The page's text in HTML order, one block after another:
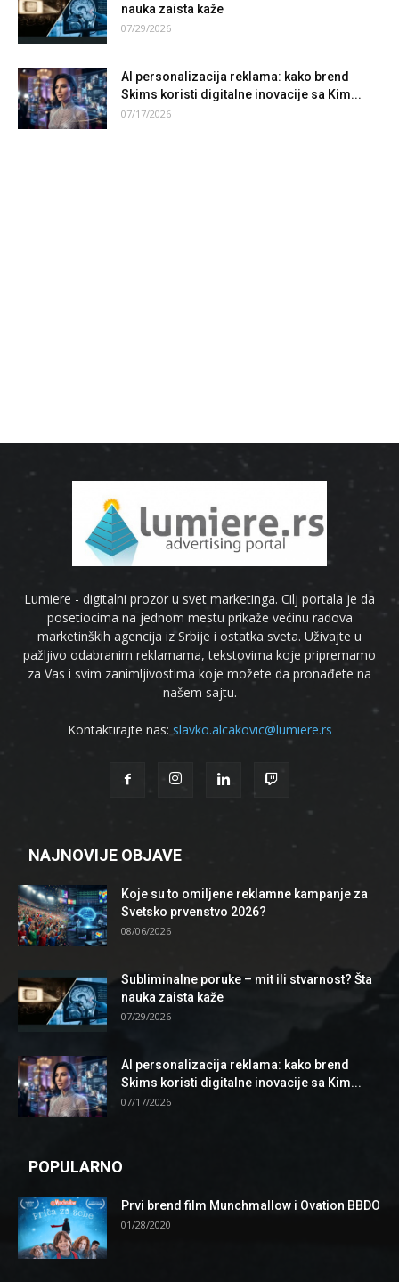
nauka zaista kaže
07/29/2026
AI personalizacija reklama: kako brend
Skims koristi digitalne inovacije sa Kim...
07/17/2026
Lumiere - digitalni prozor u svet marketinga. Cilj portala je da
posetiocima na jednom mestu prikaže većinu radova
marketinških agencija iz Srbije i ostatka sveta. Uživajte u
pažljivo odabranim reklamama, tekstovima koje pripremamo
za Vas i svim zanimljivostima koje možete da pronađete na
našem sajtu.
Kontaktirajte nas: slavko.alcakovic@lumiere.rs
NAJNOVIJE OBJAVE
Koje su to omiljene reklamne kampanje za
Svetsko prvenstvo 2026?
08/06/2026
Subliminalne poruke – mit ili stvarnost? Šta
nauka zaista kaže
07/29/2026
AI personalizacija reklama: kako brend
Skims koristi digitalne inovacije sa Kim...
07/17/2026
POPULARNO
Prvi brend film Munchmallow i Ovation BBDO
01/28/2020